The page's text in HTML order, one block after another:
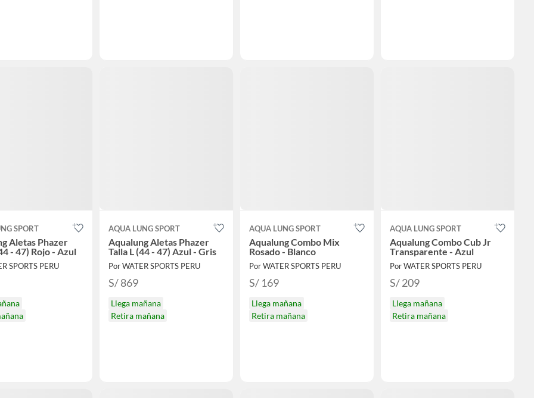
SPORT
Aletas Phazer
Talla L (44 - 47) Rojo - Azul
SPORTS PERU
AQUA LUNG SPORT
Aqualung Aletas Phazer
Talla L (44 - 47) Azul - Gris
Por WATER SPORTS PERU
S/ 869
Llega mañana
Retira mañana
AQUA LUNG SPORT
Aqualung Combo Mix
Rosado - Blanco
Por WATER SPORTS PERU
S/ 169
Llega mañana
Retira mañana
AQUA LUNG SPORT
Aqualung Combo Cub Jr
Transparente - Azul
Por WATER SPORTS PERU
S/ 209
Llega mañana
Retira mañana